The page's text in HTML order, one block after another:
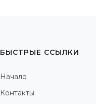
БЫСТРЫЕ ССЫЛКИ
Начало
Контакты